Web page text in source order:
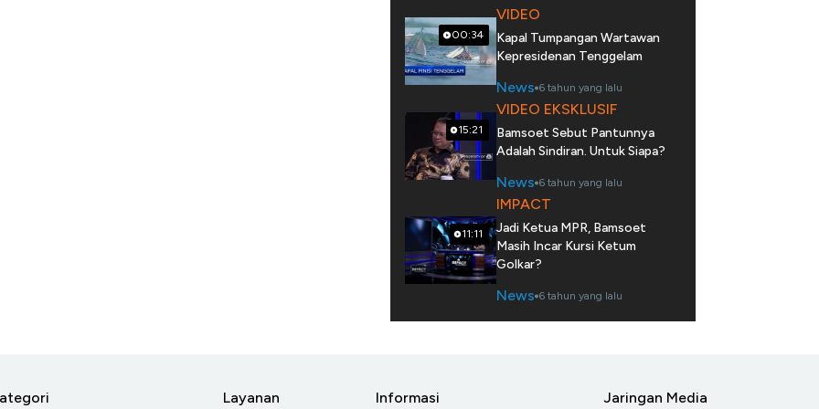
00:34
VIDEO
Kapal Tumpangan Wartawan
Kepresidenan Tenggelam
News 6 tahun yang lalu
15:21
VIDEO EKSKLUSIF
Bamsoet Sebut Pantunnya
Adalah Sindiran. Untuk Siapa?
News 6 tahun yang lalu
11:11
IMPACT
Jadi Ketua MPR, Bamsoet
Masih Incar Kursi Ketum
Golkar?
News 6 tahun yang lalu
Layanan Informasi Jaringan Media